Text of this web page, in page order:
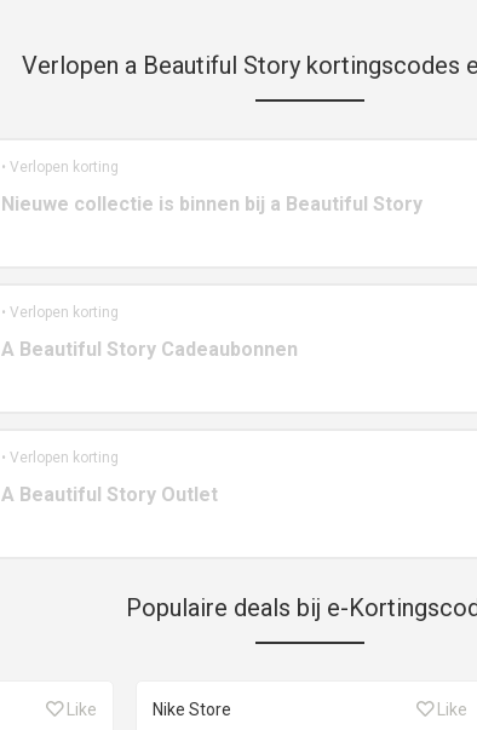
Verlopen a Beautiful Story kortingscodes
• Verlopen korting
Nieuwe collectie is binnen bij a Beautiful Story
• Verlopen korting
A Beautiful Story Cadeaubonnen
• Verlopen korting
A Beautiful Story Outlet
Populaire deals bij e-
Like Nike Store Like